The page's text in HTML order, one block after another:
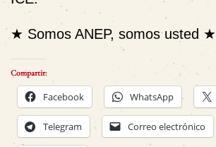
★ Somos ANEP, somos usted ★
Compartir:
Facebook WhatsApp
Telegram Correo electrónico